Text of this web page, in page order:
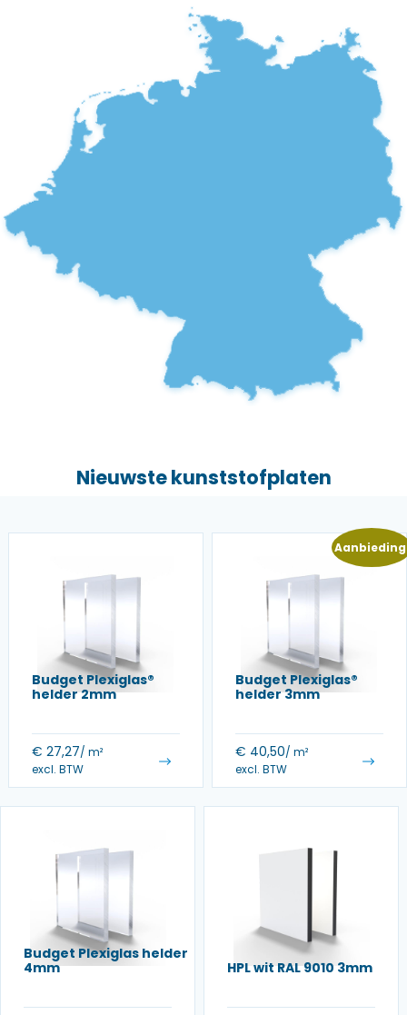
Nieuwste kunststofplaten
Budget Plexiglas®
helder 2mm
€ 27,27/ m²
excl. BTW
Budget Plexiglas®
helder 3mm
€ 40,50/ m²
excl. BTW
Budget Plexiglas helder
4mm
HPL wit RAL 9010 3mm